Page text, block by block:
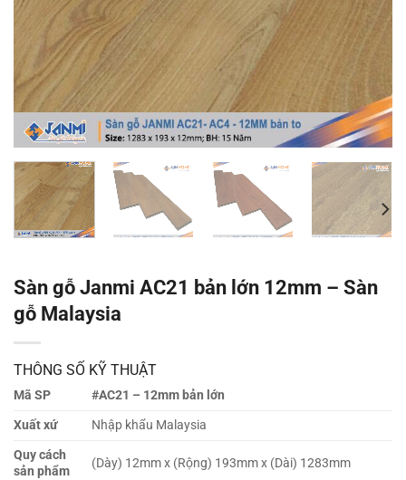
Sàn gỗ Janmi AC21 bản lớn 12mm – Sàn
gỗ Malaysia
THÔNG SỐ KỸ THUẬT
Mã SP
#AC21 – 12mm bản lớn
Xuất xứ
Nhập khẩu Malaysia
Quy cách
sản phẩm
(Dày) 12mm x (Rộng) 193mm x (Dài) 1283mm